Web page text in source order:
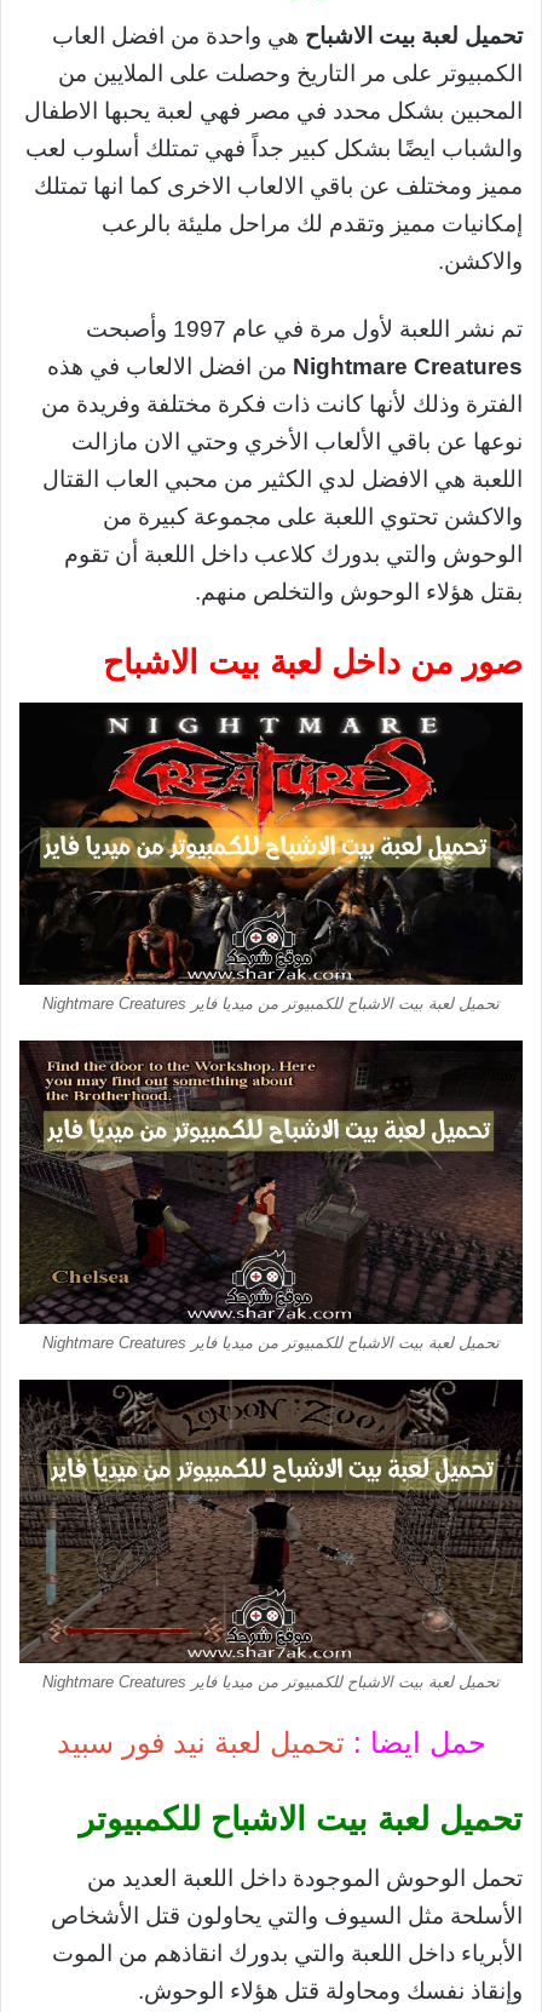
تحميل لعبة بيت الاشباح هي واحدة من افضل العاب
الكمبيوتر على مر التاريخ وحصلت على الملايين من
المحبين بشكل محدد في مصر فهي لعبة يحبها الاطفال
والشباب ايضًا بشكل كبير جداً فهي تمتلك أسلوب لعب
مميز ومختلف عن باقي الالعاب الاخرى كما انها تمتلك
إمكانيات مميز وتقدم لك مراحل مليئة بالرعب
والاكشن.
تم نشر اللعبة لأول مرة في عام 1997 وأصبحت
Nightmare Creatures من افضل الالعاب في هذه
الفترة وذلك لأنها كانت ذات فكرة مختلفة وفريدة من
نوعها عن باقي الألعاب الأخري وحتي الان مازالت
اللعبة هي الافضل لدي الكثير من محبي العاب القتال
والاكشن تحتوي اللعبة على مجموعة كبيرة من
الوحوش والتي بدورك كلاعب داخل اللعبة أن تقوم
بقتل هؤلاء الوحوش والتخلص منهم.
صور من داخل لعبة بيت الاشباح
تحميل لعبة بيت الاشباح للكمبيوتر من ميديا فاير Nightmare Creatures
تحميل لعبة بيت الاشباح للكمبيوتر من ميديا فاير Nightmare Creatures
تحميل لعبة بيت الاشباح للكمبيوتر من ميديا فاير Nightmare Creatures
حمل ايضا : تحميل لعبة نيد فور سبيد
تحميل لعبة بيت الاشباح للكمبيوتر
تحمل الوحوش الموجودة داخل اللعبة العديد من
الأسلحة مثل السيوف والتي يحاولون قتل الأشخاص
الأبرياء داخل اللعبة والتي بدورك انقاذهم من الموت
وإنقاذ نفسك ومحاولة قتل هؤلاء الوحوش.